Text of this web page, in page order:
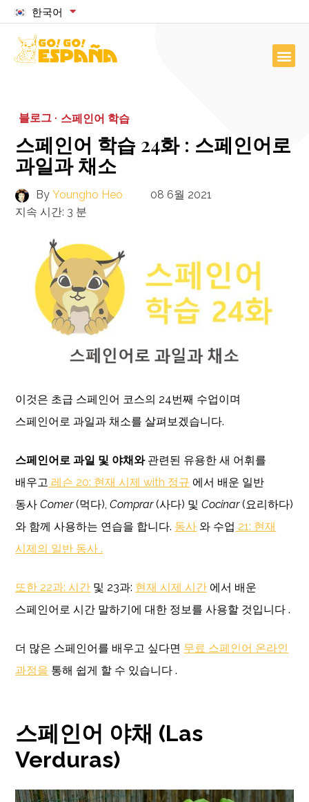
한국어
블로그 · 스페인어 학습
스페인어 학습 24화 : 스페인어로
과일과 채소
By Youngho Heo
08 6월 2021
지속 시간: 3 분
이것은 초급 스페인어 코스의 24번째 수업이며
스페인어로 과일과 채소를 살펴보겠습니다.
스페인어로과일 및 야채와관련된 유용한 새 어휘를
배우고 레슨 20: 현재 시제 with 정규 에서 배운 일반
동사Comer(먹다),Comprar(사다) 및Cocinar(요리하다)
와 함께 사용하는 연습을 합니다. 동사 와 수업 21: 현재
시제의 일반 동사 .
또한 22과: 시간 및 23과: 현재 시제 시간 에서 배운
스페인어로 시간 말하기에 대한 정보를 사용할 것입니다 .
더 많은 스페인어를 배우고 싶다면 무료 스페인어 온라인
과정을 통해 쉽게 할 수 있습니다 .
스페인어 야채 (Las
Verduras)